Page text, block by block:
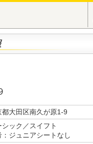
都大田区南久が原1-9
シック／スイフト
ジュニアシートなし